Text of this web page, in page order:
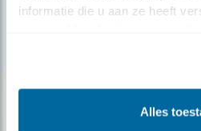
informatie die u aan ze heeft
Alles